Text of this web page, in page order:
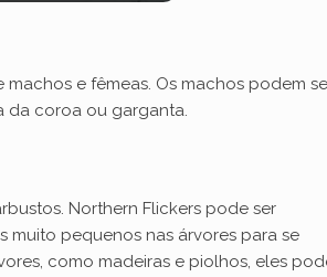
e fêmeas. Os machos podem
da coroa ou garganta.
Northern Flickers pode ser
muito pequenos nas árvores para se
como madeiras e piolhos, eles